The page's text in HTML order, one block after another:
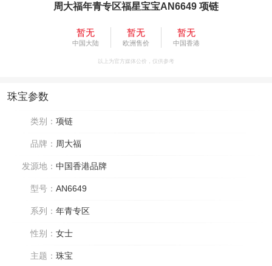
周大福年青专区福星宝宝AN6649 项链
暂无
中国大陆
暂无
欧洲售价
暂无
中国香港
以上为官方媒体公价，仅供参考
珠宝参数
类别： 项链
品牌： 周大福
发源地： 中国香港品牌
型号： AN6649
系列： 年青专区
性别： 女士
主题： 珠宝